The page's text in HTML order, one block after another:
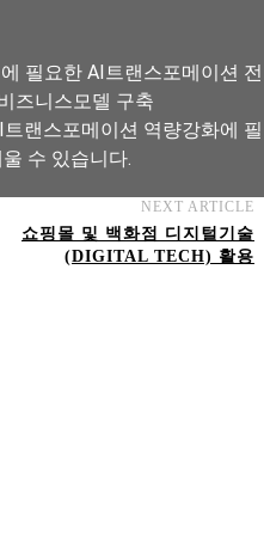
필요한 AI트랜스포메이션
즈니스모델 구축
랜스포메이션 역량강화에
수 있습니다.
데미 교육과정 보기
NEXT ARTICLE
쇼핑몰 및 백화점 디지털기술
(DIGITAL TECH) 활용